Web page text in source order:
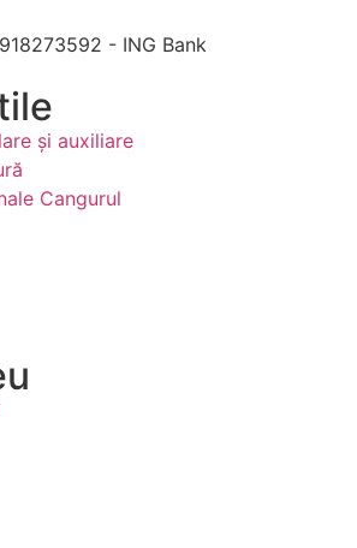
- ING Bank
şi auxiliare
Cangurul